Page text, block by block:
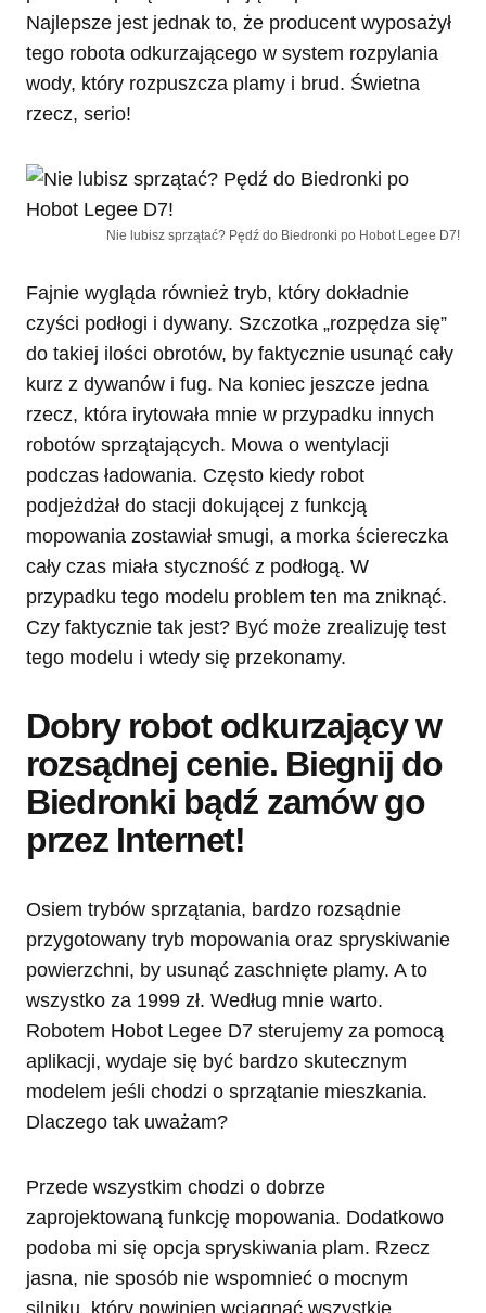
Najlepsze jest jednak to, że producent wyposażył
tego robota odkurzającego w system rozpylania
wody, który rozpuszcza plamy i brud. Świetna
rzecz, serio!
Nie lubisz sprzątać? Pędź do Biedronki po Hobot Legee D7!
Fajnie wygląda również tryb, który dokładnie
czyści podłogi i dywany. Szczotka „rozpędza się”
do takiej ilości obrotów, by faktycznie usunąć cały
kurz z dywanów i fug. Na koniec jeszcze jedna
rzecz, która irytowała mnie w przypadku innych
robotów sprzątających. Mowa o wentylacji
podczas ładowania. Często kiedy robot
podjeżdżał do stacji dokującej z funkcją
mopowania zostawiał smugi, a morka ściereczka
cały czas miała styczność z podłogą. W
przypadku tego modelu problem ten ma zniknąć.
Czy faktycznie tak jest? Być może zrealizuję test
tego modelu i wtedy się przekonamy.
Dobry robot odkurzający w
rozsądnej cenie. Biegnij do
Biedronki bądź zamów go
przez Internet!
Osiem trybów sprzątania, bardzo rozsądnie
przygotowany tryb mopowania oraz spryskiwanie
powierzchni, by usunąć zaschnięte plamy. A to
wszystko za 1999 zł. Według mnie warto.
Robotem Hobot Legee D7 sterujemy za pomocą
aplikacji, wydaje się być bardzo skutecznym
modelem jeśli chodzi o sprzątanie mieszkania.
Dlaczego tak uważam?
Przede wszystkim chodzi o dobrze
zaprojektowaną funkcję mopowania. Dodatkowo
podoba mi się opcja spryskiwania plam. Rzecz
jasna, nie sposób nie wspomnieć o mocnym